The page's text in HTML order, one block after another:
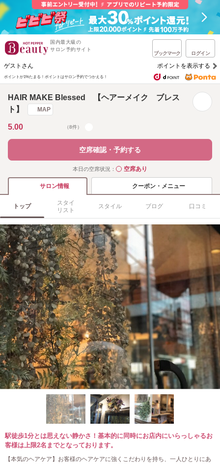
国内最大級の
サロン予約サイト
ブックマーク ログイン
ゲストさん ポイントを表示する
ポイントが1%たまる！ ポイントはサロン予約でつかえる！
HAIR MAKE Blessed 【ヘアーメイク ブレス
ト】
MAP
5.00 （8件）
空席確認・予約する
本日の空席状況： ◯空席あり
サロン情報 クーポン・メニュー
トップ
スタイ
リスト
スタイル ブログ 口コミ
駅徒歩1分とは思えない静かさ！基本的に同時にお店内にいらっしゃるお
客様は上限2名までとなっております。
【本気のヘアケア】お客様のヘアケアに強くこだわりを持ち、一人ひとりにあ